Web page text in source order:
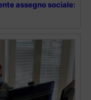
assegno sociale: